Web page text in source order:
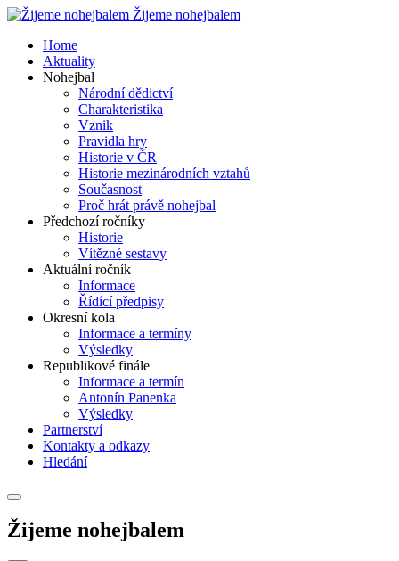
Žijeme nohejbalem
Home
Aktuality
Nohejbal
Národní dědictví
Charakteristika
Vznik
Pravidla hry
Historie v ČR
Historie mezinárodních vztahů
Současnost
Proč hrát právě nohejbal
Předchozí ročníky
Historie
Vítězné sestavy
Aktuální ročník
Informace
Řídící předpisy
Okresní kola
Informace a termíny
Výsledky
Republikové finále
Informace a termín
Antonín Panenka
Výsledky
Partnerství
Kontakty a odkazy
Hledání
Žijeme nohejbalem